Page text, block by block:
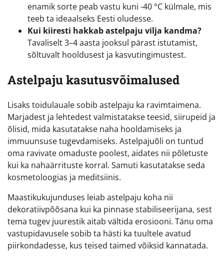
enamik sorte peab vastu kuni -40 °C külmale, mis
teeb ta ideaalseks Eesti oludesse.
Kui kiiresti hakkab astelpaju vilja kandma?
Tavaliselt 3–4 aasta jooksul pärast istutamist,
sõltuvalt hooldusest ja kasvutingimustest.
Astelpaju kasutusvõimalused
Lisaks toidulauale sobib astelpaju ka ravimtaimena.
Marjadest ja lehtedest valmistatakse teesid, siirupeid ja
õlisid, mida kasutatakse naha hooldamiseks ja
immuunsuse tugevdamiseks. Astelpajuõli on tuntud
oma ravivate omaduste poolest, aidates nii põletuste
kui ka nahaärrituste korral. Samuti kasutatakse seda
kosmetoloogias ja meditsiinis.
Maastikukujunduses leiab astelpaju koha nii
dekoratiivpõõsana kui ka pinnase stabiliseerijana, sest
tema tugev juurestik aitab vältida erosiooni. Tänu oma
vastupidavusele sobib ta hästi ka tuultele avatud
piirkondadesse, kus teised taimed võiksid kannatada.